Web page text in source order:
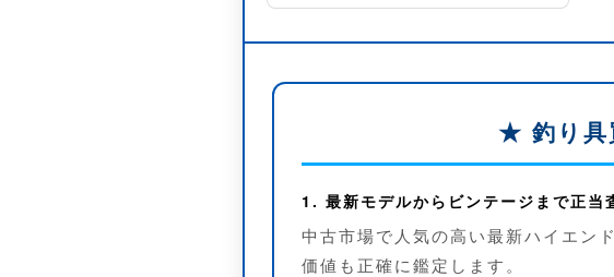
★ 釣り具
1. 最新モデルからビンテージまで正当
中古市場で人気の高い最新ハイエン
価値も正確に鑑定します。